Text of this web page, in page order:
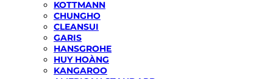
KOTTMANN
CHUNGHO
CLEANSUI
GARIS
HANSGROHE
HUY HOÀNG
KANGAROO